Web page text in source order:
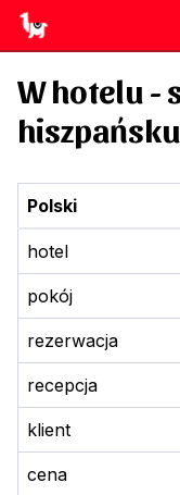
W hotelu -
hiszpańsku
Polski
hotel
pokój
rezerwacja
recepcja
klient
cena